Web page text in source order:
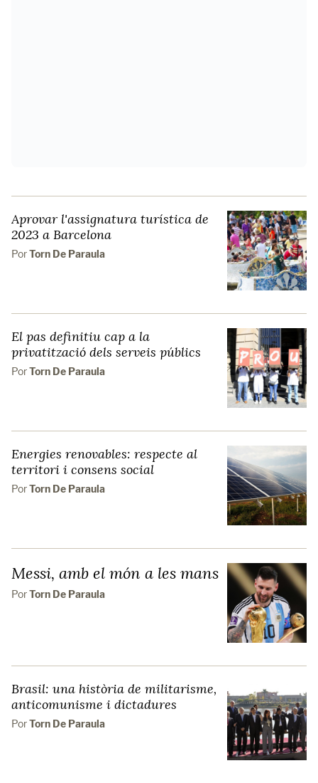
Aprovar l'assignatura turística de
2023 a Barcelona
PorTorn De Paraula
El pas definitiu cap a la
privatització dels serveis públics
PorTorn De Paraula
Energies renovables: respecte al
territori i consens social
PorTorn De Paraula
Messi, amb el món a les mans
PorTorn De Paraula
Brasil: una història de militarisme,
anticomunisme i dictadures
PorTorn De Paraula